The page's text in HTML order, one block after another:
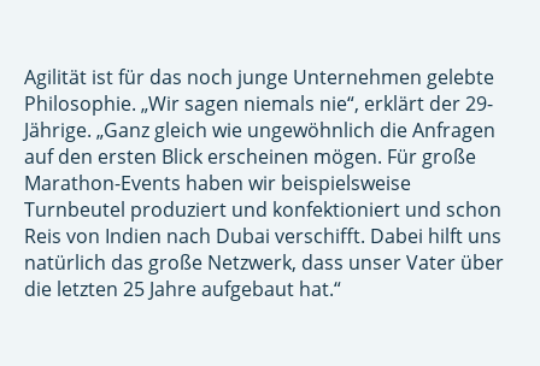
Agilität ist für das noch junge Unternehmen gelebte
Philosophie. „Wir sagen niemals nie“, erklärt der 29-
Jährige. „Ganz gleich wie ungewöhnlich die Anfragen
auf den ersten Blick erscheinen mögen. Für große
Marathon-Events haben wir beispielsweise
Turnbeutel produziert und konfektioniert und schon
Reis von Indien nach Dubai verschifft. Dabei hilft uns
natürlich das große Netzwerk, dass unser Vater über
die letzten 25 Jahre aufgebaut hat.“